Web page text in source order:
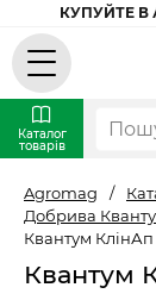
КУПУЙТЕ В
Каталог
товарів
Agromag /
Добрива
Квантум
Квантум